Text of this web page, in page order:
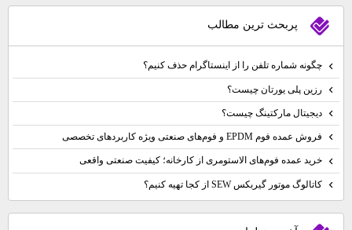
پربحث ترين مطالب
چگونه شماره تلفن را از اینستاگرام حذف کنیم؟
رزین پلی یورتان چیست؟
دیجیتال مارکتینگ چیست؟
فروش عمده فوم EPDM و فوم‌های صنعتی ویژه کاربردهای تخصصی
خرید عمده فوم‌های الاستومری از کارخانه؛ کیفیت صنعتی واقعی
کاتالوگ موتور گیربکس SEW از کجا تهیه کنیم؟